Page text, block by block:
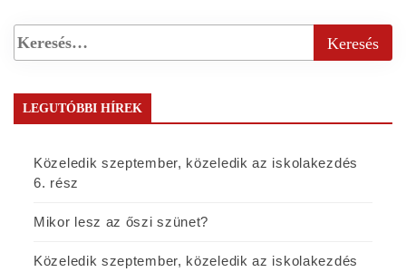
LEGUTÓBBI HÍREK
Közeledik szeptember, közeledik az iskolakezdés
6. rész
Mikor lesz az őszi szünet?
Közeledik szeptember, közeledik az iskolakezdés